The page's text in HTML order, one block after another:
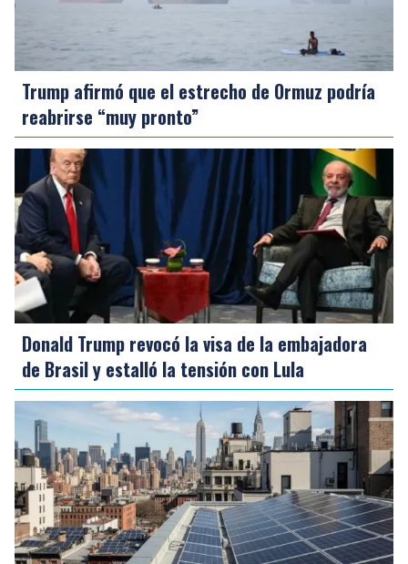
Trump afirmó que el estrecho de Ormuz podría
reabrirse “muy pronto”
Donald Trump revocó la visa de la embajadora
de Brasil y estalló la tensión con Lula